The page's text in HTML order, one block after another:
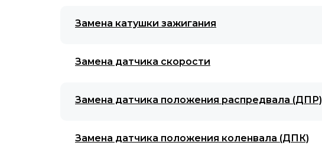
Замена катушки зажигания
Замена датчика скорости
Замена датчика положения распредвала (ДПР)
Замена датчика положения коленвала (ДПК)